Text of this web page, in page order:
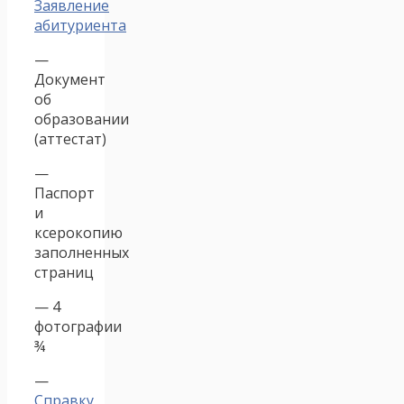
Заявление
абитуриента
—
Документ
об
образовании
(аттестат)
—
Паспорт
и
ксерокопию
заполненных
страниц
— 4
фотографии
¾
—